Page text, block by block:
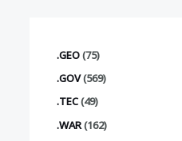
.GEO(75)
.GOV(569)
.TEC(49)
.WAR(162)